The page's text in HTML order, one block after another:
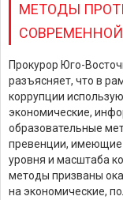
МЕТОДЫ
Прокурор Юго-
разъясняет, что в
коррупции
экономические,
образовательные
превенции, имеющие
уровня и масштаба
методы призваны
на экономические,